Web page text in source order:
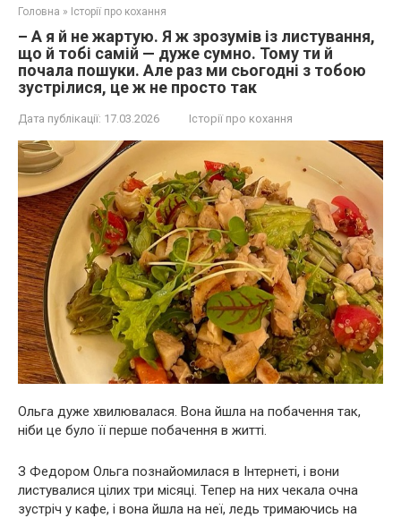
Головна » Історії про кохання
– А я й не жартую. Я ж зрозумів із листування,
що й тобі самій — дуже сумно. Тому ти й
почала пошуки. Але раз ми сьогодні з тобою
зустрілися, це ж не просто так
Дата публікації: 17.03.2026 Історії про кохання
Ольга дуже хвилювалася. Вона йшла на побачення так,
ніби це було її перше побачення в житті.
З Федором Ольга познайомилася в Інтернеті, і вони
листувалися цілих три місяці. Тепер на них чекала очна
зустріч у кафе, і вона йшла на неї, ледь тримаючись на